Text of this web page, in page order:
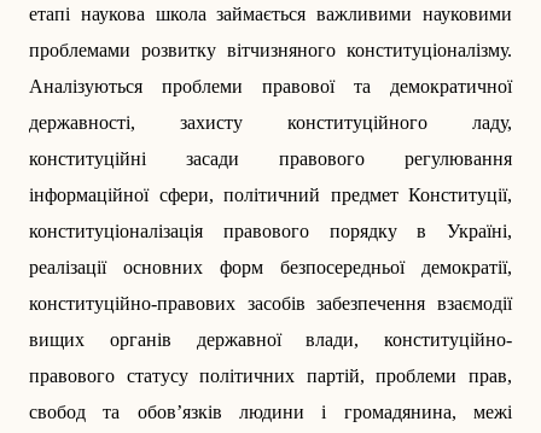
етапі наукова школа займається важливими науковими
проблемами розвитку вітчизняного конституціоналізму.
Аналізуються проблеми правової та демократичної
державності, захисту конституційного ладу,
конституційні засади правового регулювання
інформаційної сфери, політичний предмет Конституції,
конституціоналізація правового порядку в Україні,
реалізації основних форм безпосередньої демократії,
конституційно-правових засобів забезпечення взаємодії
вищих органів державної влади, конституційно-
правового статусу політичних партій, проблеми прав,
свобод та обов’язків людини і громадянина, межі